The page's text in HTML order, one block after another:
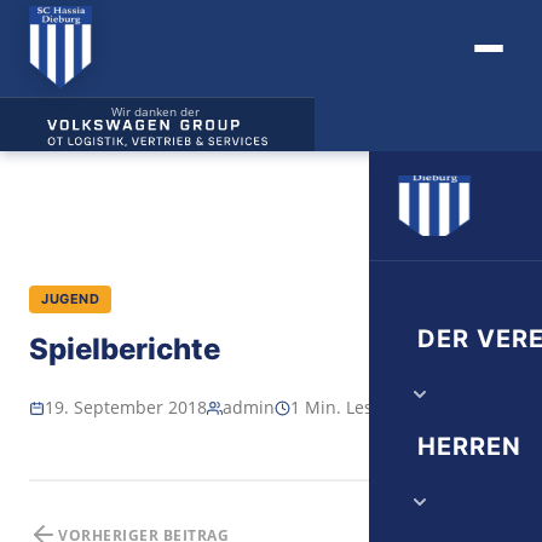
Wir danken der
DER
Vorstand
HERREN
JUGEND
Spielberichte
19. September 2018 admin 1 Min. Lesezeit
VORHERIGER BEITRAG